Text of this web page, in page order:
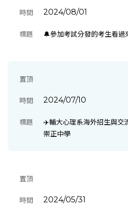
時間 2024/08/01
標題 🔔參加考試分發的考生看過
置頂
時間 2024/07/10
標題
✈️輔大心理系海外招生與交
崇正中學
置頂
時間 2024/05/31